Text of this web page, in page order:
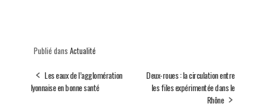
Publié dans Actualité
Les eaux de l’agglomération
lyonnaise en bonne santé
Deux-roues : la circulation entre
les files expérimentée dans le
Rhône